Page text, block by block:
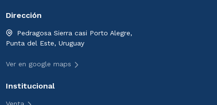
Dirección
Pedragosa Sierra casi Porto Alegre,
Punta del Este, Uruguay
Ver en google maps
Institucional